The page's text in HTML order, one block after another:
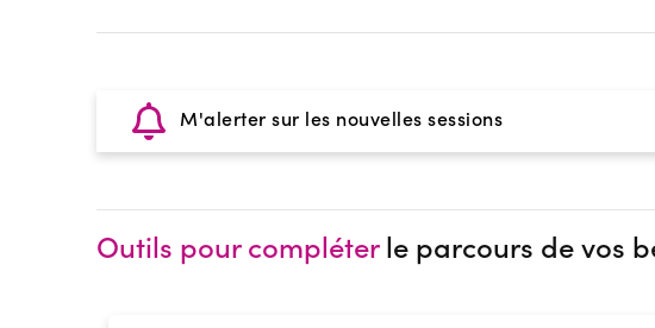
M'alerter sur les nouvelles sessions
Outils pour compléterle parcours de vos